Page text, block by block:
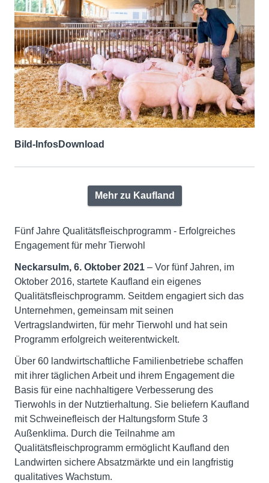
Bild-InfosDownload
Mehr zu Kaufland
Fünf Jahre Qualitätsfleischprogramm - Erfolgreiches
Engagement für mehr Tierwohl
Neckarsulm, 6. Oktober 2021 – Vor fünf Jahren, im
Oktober 2016, startete Kaufland ein eigenes
Qualitätsfleischprogramm. Seitdem engagiert sich das
Unternehmen, gemeinsam mit seinen
Vertragslandwirten, für mehr Tierwohl und hat sein
Programm erfolgreich weiterentwickelt.
Über 60 landwirtschaftliche Familienbetriebe schaffen
mit ihrer täglichen Arbeit und ihrem Engagement die
Basis für eine nachhaltigere Verbesserung des
Tierwohls in der Nutztierhaltung. Sie beliefern Kaufland
mit Schweinefleisch der Haltungsform Stufe 3
Außenklima. Durch die Teilnahme am
Qualitätsfleischprogramm ermöglicht Kaufland den
Landwirten sichere Absatzmärkte und ein langfristig
qualitatives Wachstum.